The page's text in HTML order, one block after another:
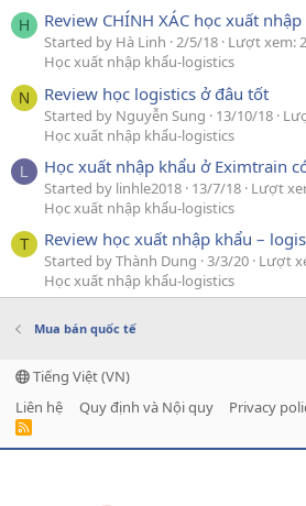
H Review CHÍNH XÁC học xuất
Started by Hà Linh 2/5/18 Lượt xem:
Học xuất nhập khẩu-logistics
N Review học logistics ở đâu tốt
Started by Nguyễn Sung 13/10/18
Học xuất nhập khẩu-logistics
L Học xuất nhập khẩu ở Eximtrain
Started by linhle2018 13/7/18 Lượt
Học xuất nhập khẩu-logistics
T Review học xuất nhập khẩu –
Started by Thành Dung 3/3/20 Lượt
Học xuất nhập khẩu-logistics
Mua bán quốc tế
Tiếng Việt (VN)
Liên hệ
Quy định và Nội quy Privacy
R